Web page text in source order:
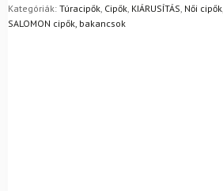
Mik a visszaküldés feltételei?
Kategóriák: Túracipők Cipők KIÁRUSÍTÁS Női cipők
SALOMON cipők, bakancsok